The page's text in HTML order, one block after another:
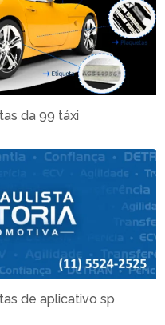
da 99 táxi
de aplicativo sp